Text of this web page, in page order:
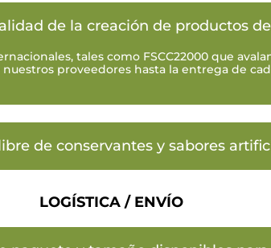
de la creación de productos
tales como FSCC22000 que
proveedores hasta la entrega de
de conservantes y sabores
LOGÍSTICA / ENVÍO